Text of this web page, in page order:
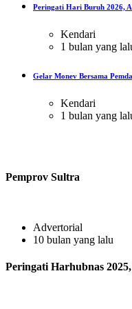
Peringati Hari Buruh 2026,
Kendari
1 bulan yang
Gelar Monev Bersama
Kendari
1 bulan yang
Pemprov Sultra
Advertorial
10 bulan yang lalu
Peringati Harhubnas